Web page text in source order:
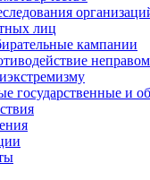
лиц
кампании
государственные и